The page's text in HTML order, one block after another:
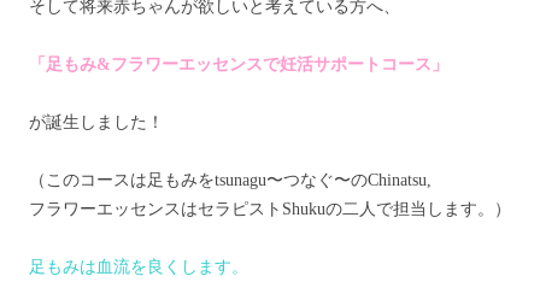
そして将来赤ちゃんが欲しいと考えている方へ、
「足もみ&フラワーエッセンスで妊活サポートコース」
が誕生しました！
（このコースは足もみをtsunagu〜つなぐ〜のChinatsu,
フラワーエッセンスはセラピストShukuの二人で担当します。）
足もみは血流を良くします。